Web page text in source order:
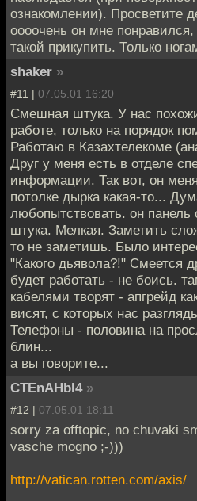
ознакомлении). Просветите
оооочень он мне
такой прикупить. Только
shaker »
#11 | 07.05.01 16:20
Смешная штука. У нас
работе, только на порядок
Работаю в Казахтелекоме
Друг у меня есть в отделе
информации. Так вот, он
потолке дырка какая-то...
любопытствовать. он панель
штука. Мелкая. Заметить
то не заметишь. Было
"Какого дьявола?!" Смеется
будет работать - не боись.
кабелями творят - апгрейд
висят, с которых нас
Телефоны - половина на
блин...
а вы говорите...
CTEnAHbI4 »
#12 | 07.05.01 18:11
sorry za offtopic, no chuvaki
vasche mogno ;-)))
http://vatican.rotten.com/axis/